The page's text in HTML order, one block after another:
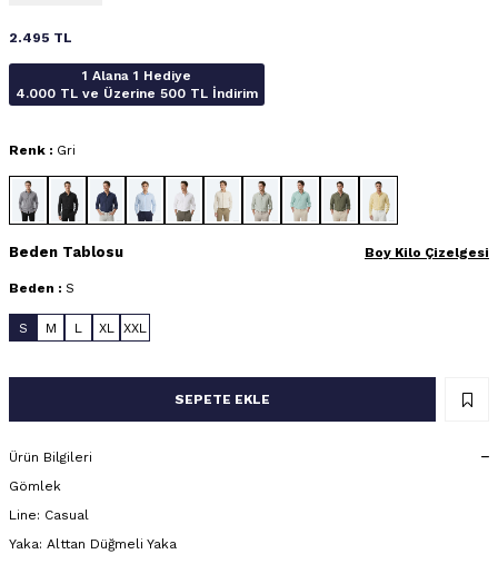
2.495 TL
1 Alana 1 Hediye
4.000 TL ve Üzerine 500 TL İndirim
Renk : Gri
Beden Tablosu Boy Kilo Çizelgesi
Beden : S
S M L XL XXL
SEPETE EKLE
Ürün Bilgileri
Gömlek
Line: Casual
Yaka: Alttan Düğmeli Yaka